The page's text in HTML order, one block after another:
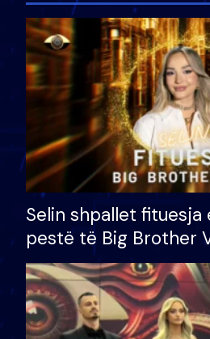
Selin shpallet
pestë të Big Brother
çmimin e madh prej